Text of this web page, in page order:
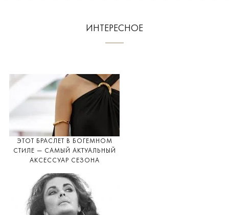
ИНТЕРЕСНОЕ
ЭТОТ БРАСЛЕТ В БОГЕМНОМ
СТИЛЕ — САМЫЙ АКТУАЛЬНЫЙ
АКСЕССУАР СЕЗОНА